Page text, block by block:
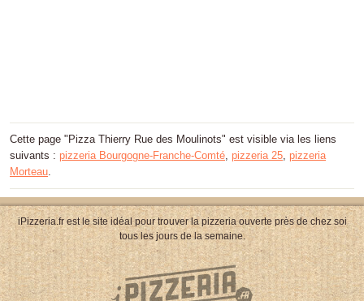
Cette page "Pizza Thierry Rue des Moulinots" est visible via les liens
suivants : pizzeria Bourgogne-Franche-Comté pizzeria 25 pizzeria
Morteau
iPizzeria.fr est le site idéal pour trouver la pizzeria ouverte près de chez soi
tous les jours de la semaine.